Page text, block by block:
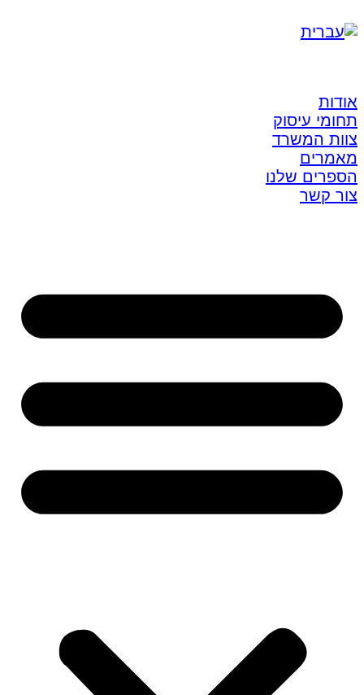
אודות
תחומי עיסוק
צוות המשרד
מאמרים
הספרים שלנו
צור קשר